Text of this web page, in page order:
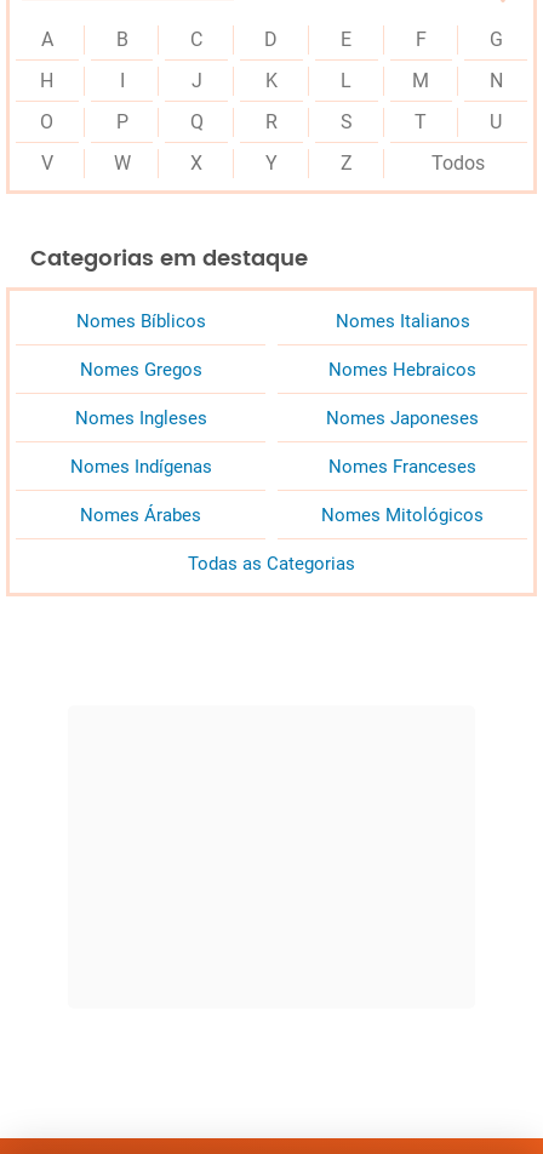
A B C D E F
G
H
J K L M
N
O
P Q R S T
U
V
W X Y Z Todos
Categorias em destaque
Nomes Bíblicos Nomes Italianos
Nomes Gregos Nomes Hebraicos
Nomes Ingleses Nomes Japoneses
Nomes Indígenas Nomes Franceses
Nomes Árabes Nomes Mitológicos
Todas as Categorias